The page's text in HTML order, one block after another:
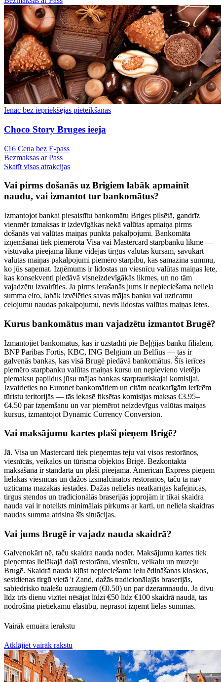
Ienāc bez iepriekšējas pieteikšanās
Choco Story Bruges ieeja
€16 Cena bez E-pass
Bezmaksas ar Pass
Skatīt visas atrakcijas
Vai pirms došanās uz Brigiem labāk apmainīt
naudu, vai izmantot tur bankomātus?
Izmantojot bankai piesaistītu bankomātu Briges pilsētā, gandrīz
vienmēr izmaksas ir izdevīgākas nekā valūtas apmaiņa pirms
došanās vai valūtas maiņas punkta pakalpojumi. Bankomāta
izņemšanai tiek piemērota Visa vai Mastercard starpbanku likme —
vistuvākā pieejamā likme vidējās tirgus valūtas kursam, savukārt
valūtas maiņas pakalpojumi piemēro starpību, kas samazina summu,
ko jūs saņemat. Izņēmums ir lidostas un viesnīcu valūtas maiņas lete,
kas konsekventi piedāvā visneizdevīgākās likmes, un no tām
vajadzētu izvairīties. Ja pirms ierašanās jums ir nepieciešama neliela
summa eiro, labāk izvēlēties savas mājas banku vai uzticamu
ceļojumu naudas pakalpojumu, nevis lidostas valūtas maiņas letes.
Kurus bankomātus man vajadzētu izmantot Brugē?
Izmantojiet bankomātus, kas ir uzstādīti pie Beļģijas banku filiālēm,
BNP Paribas Fortis, KBC, ING Belgium un Belfius — tās ir
galvenās bankas, kas visā Brugē piedāvā bankomātus. Šīs ierīces
piemēro starpbanku valūtas maiņas kursu un nepievieno vietējo
piemaksu papildus jūsu mājas bankas starptautiskajai komisijai.
Izvairieties no Euronet bankomātiem un citām neatkarīgām ierīcēm
tūristu teritorijās — tās iekasē fiksētas komisijas maksas €3.95–
€4.50 par izņemšanu un var piemērot neizdevīgus valūtas maiņas
kursus, izmantojot Dynamic Currency Conversion.
Vai maksājumu kartes plaši pieņem Brigē?
Jā. Visa un Mastercard tiek pieņemtas teju vai visos restorānos,
viesnīcās, veikalos un tūrisma objektos Brigē. Bezkontakta
maksāšana ir standarta un plaši pieejama. American Express pieņem
lielākās viesnīcās un dažos izsmalcinātos restorānos, taču tā nav
uzticama mazākās iestādēs. Dažās nelielās neatkarīgās kafejnīcās,
tirgus stendos un tradicionālās braserijās joprojām ir tikai skaidra
nauda vai ir noteikts minimālais pirkums ar karti, un neliela skaidras
naudas summa atrisina šīs situācijas.
Vai jums Brugē ir vajadz nauda skaidrā?
Galvenokārt nē, taču skaidra nauda noder. Maksājumu kartes tiek
pieņemtas lielākajā daļā restorānu, viesnīcu, veikalu un muzeju
Brugē. Skaidrā nauda kļūst nepieciešama ielu ēdināšanas kioskos,
sestdienas tirgū vietā 't Zand, dažās tradicionālajās braserijās,
sabiedrisko tualešu uzraugiem (€0.50) un par dzeramnaudu. Ja divu
līdz trīs dienu vizītei nēsājat līdzi €50 līdz €100 skaidrā naudā, tas
nodrošina pietiekamu elastību, neprasot izņemt lielas summas.
Vairāk emuāra ierakstu
Atklājiet vairāk rakstu